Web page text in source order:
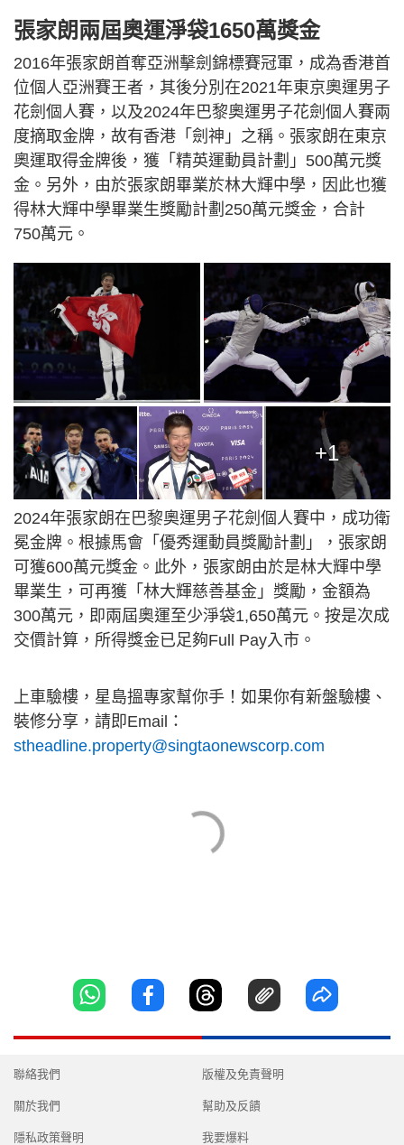
張家朗兩屆奧運淨袋1650萬獎金
2016年張家朗首奪亞洲擊劍錦標賽冠軍，成為香港首
位個人亞洲賽王者，其後分別在2021年東京奧運男子
花劍個人賽，以及2024年巴黎奧運男子花劍個人賽兩
度摘取金牌，故有香港「劍神」之稱。張家朗在東京
奧運取得金牌後，獲「精英運動員計劃」500萬元獎
金。另外，由於張家朗畢業於林大輝中學，因此也獲
得林大輝中學畢業生獎勵計劃250萬元獎金，合計
750萬元。
+1
2024年張家朗在巴黎奧運男子花劍個人賽中，成功衛
冕金牌。根據馬會「優秀運動員獎勵計劃」，張家朗
可獲600萬元獎金。此外，張家朗由於是林大輝中學
畢業生，可再獲「林大輝慈善基金」獎勵，金額為
300萬元，即兩屆奧運至少淨袋1,650萬元。按是次成
交價計算，所得獎金已足夠Full Pay入市。
上車驗樓，星島搵專家幫你手！如果你有新盤驗樓、
裝修分享，請即Email：
stheadline.property@singtaonewscorp.com
聯絡我們
關於我們
隱私政策聲明
版權及免責聲明
幫助及反饋
我要爆料